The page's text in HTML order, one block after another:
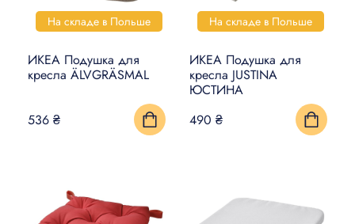
На складе в Польше
ИКЕА Подушка для
кресла ÄLVGRÄSMAL
536 ₴
На складе в Польше
ИКЕА Подушка для
кресла JUSTINA
ЮСТИНА
490 ₴